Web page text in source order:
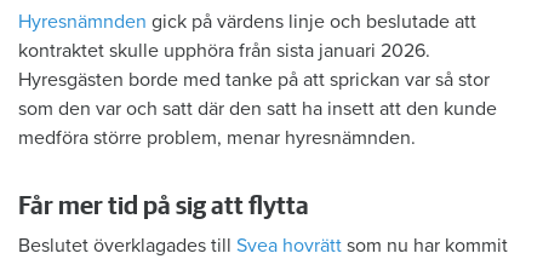
Hyresnämnden gick på värdens linje och beslutade att
kontraktet skulle upphöra från sista januari 2026.
Hyresgästen borde med tanke på att sprickan var så stor
som den var och satt där den satt ha insett att den kunde
medföra större problem, menar hyresnämnden.
Får mer tid på sig att flytta
Beslutet överklagades till Svea hovrätt som nu har kommit